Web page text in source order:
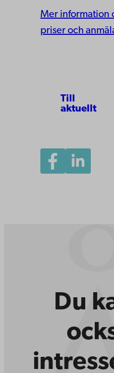
Mer information
priser och
Till
aktuellt
Du